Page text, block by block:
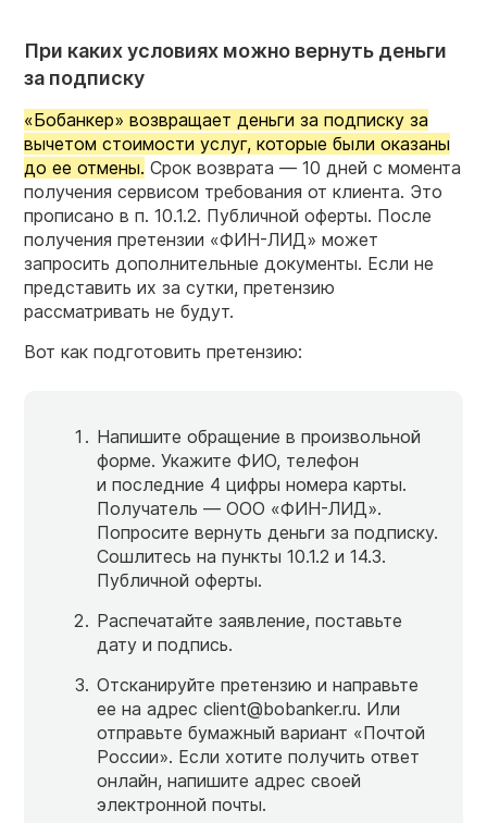
При каких условиях можно вернуть деньги
за подписку
«Бобанкер» возвращает деньги за подписку за
вычетом стоимости услуг, которые были оказаны
до ее отмены. Срок возврата — 10 дней с момента
получения сервисом требования от клиента. Это
прописано в п. 10.1.2. Публичной оферты. После
получения претензии «ФИН-ЛИД» может
запросить дополнительные документы. Если не
представить их за сутки, претензию
рассматривать не будут.
Вот как подготовить претензию:
Напишите обращение в произвольной
форме. Укажите ФИО, телефон
и последние 4 цифры номера карты.
Получатель — ООО «ФИН-ЛИД».
Попросите вернуть деньги за подписку.
Сошлитесь на пункты 10.1.2 и 14.3.
Публичной оферты.
Распечатайте заявление, поставьте
дату и подпись.
Отсканируйте претензию и направьте
ее на адрес client@bobanker.ru. Или
отправьте бумажный вариант «Почтой
России». Если хотите получить ответ
онлайн, напишите адрес своей
электронной почты.